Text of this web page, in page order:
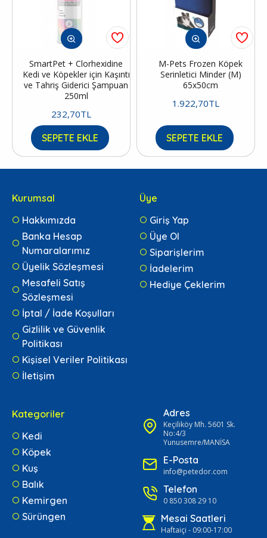
SmartPet + Clorhexidine
Kedi ve Köpekler için Kaşıntı
ve Tahriş Giderici Şampuan
250ml
232,70TL
SEPETE EKLE
M-Pets Frozen Köpek
Serinletici Minder (M)
65x50cm
1.922,70TL
SEPETE EKLE
Kurumsal
Hakkımızda
Banka Hesap
Numaralarımız
Üyelik Sözleşmesi
Mesafeli Satış
Sözleşmesi
İptal / İade Koşulları
Gizlilik ve Güvenlik
Politikası
Kişisel Veriler Politikası
İletişim
Üye
Giriş Yap
Üye Ol
Siparişlerim
İadelerim
Hediye Çeklerim
Kategoriler
Kedi
Köpek
Kuş
Balık
Kemirgen
Sürüngen
Adres
Keçiliköy Mh. 5601 Sk.
No:4/3
Yunusemre/MANİSA
E-Posta
info@petedor.com
Telefon
0 850 308 29 10
Mesai Saatleri
Haftaiçi - 09:00-17:00